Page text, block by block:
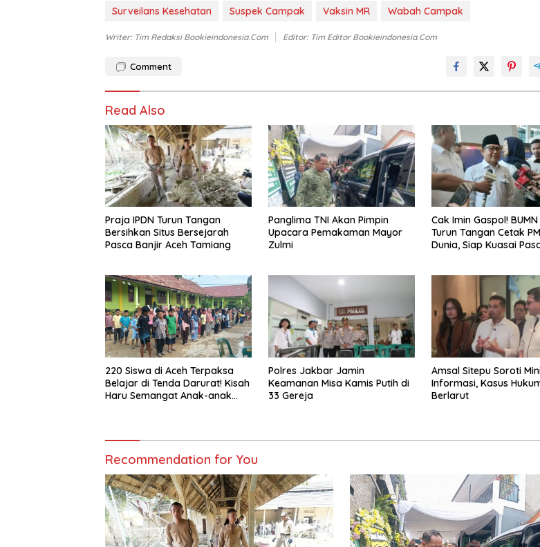
Surveilans Kesehatan
Suspek Campak Vaksin MR Wabah Campak
Writer: Tim Redaksi Bookieindonesia.com Editor: Tim Editor Bookieindonesia.com
Comment
Read Also
Praja IPDN Turun Tangan
Bersihkan Situs Bersejarah
Pasca Banjir Aceh Tamiang
Panglima TNI Akan Pimpin
Upacara Pemakaman Mayor
Zulmi
Cak Imin Gaspol!
Turun Tangan Cetak
Dunia, Siap Kuasai
220 Siswa di Aceh Terpaksa
Belajar di Tenda Darurat! Kisah
Haru Semangat Anak-anak
Polres Jakbar Jamin
Keamanan Misa Kamis Putih di
33 Gereja
Amsal Sitepu Soroti
Informasi, Kasus
Berlarut
Recommendation for You